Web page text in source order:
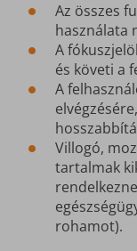
Az összes
használata
A
és követi a
A
Villogó,
tartalmak
rohamot).